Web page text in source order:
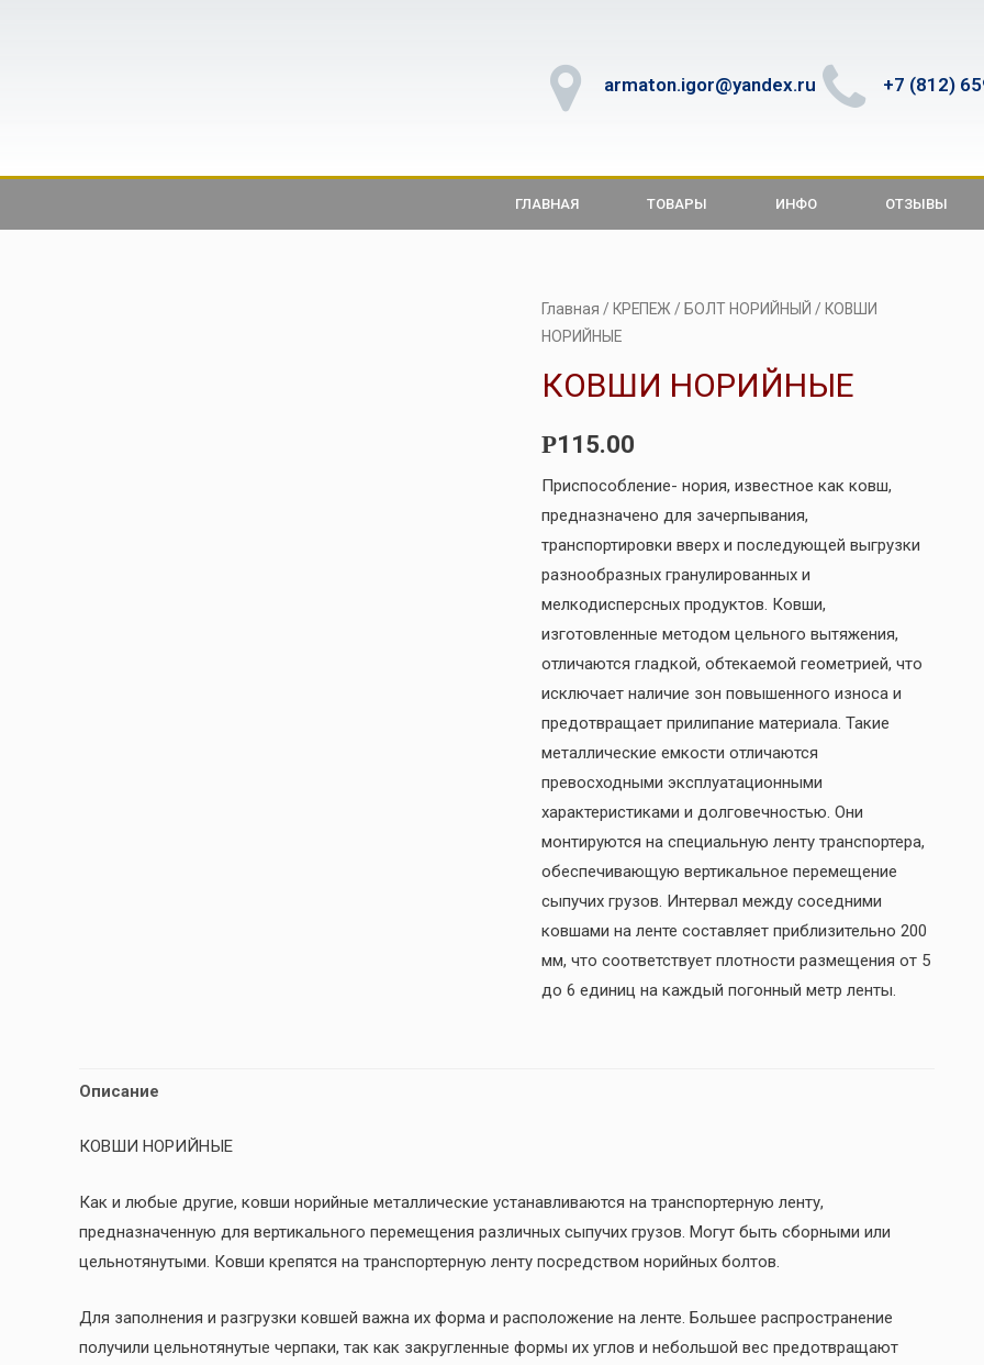
armaton.igor@yandex.ru +7 (812)
ГЛАВНАЯ ТОВАРЫ ИНФО ОТЗЫВЫ
Главная / КРЕПЕЖ / БОЛТ НОРИЙНЫЙ / КОВШИ
НОРИЙНЫЕ
КОВШИ НОРИЙНЫЕ
Р115.00
Приспособление- нория, известное как ковш,
предназначено для зачерпывания,
транспортировки вверх и последующей выгрузки
разнообразных гранулированных и
мелкодисперсных продуктов. Ковши,
изготовленные методом цельного вытяжения,
отличаются гладкой, обтекаемой геометрией, что
исключает наличие зон повышенного износа и
предотвращает прилипание материала. Такие
металлические емкости отличаются
превосходными эксплуатационными
характеристиками и долговечностью. Они
монтируются на специальную ленту транспортера,
обеспечивающую вертикальное перемещение
сыпучих грузов. Интервал между соседними
ковшами на ленте составляет приблизительно 200
мм, что соответствует плотности размещения от 5
до 6 единиц на каждый погонный метр ленты.
Описание
КОВШИ НОРИЙНЫЕ
Как и любые другие, ковши норийные металлические устанавливаются на транспортерную ленту,
предназначенную для вертикального перемещения различных сыпучих грузов. Могут быть сборными или
цельнотянутыми. Ковши крепятся на транспортерную ленту посредством норийных болтов.
Для заполнения и разгрузки ковшей важна их форма и расположение на ленте. Большее распространение
получили цельнотянутые черпаки, так как закругленные формы их углов и небольшой вес предотвращают